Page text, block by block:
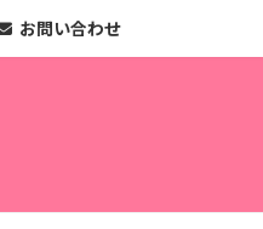
お問い合わせ